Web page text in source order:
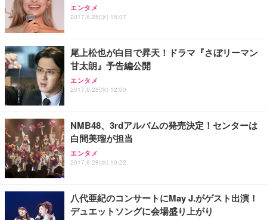
エンタメ
2017.6.28(水) 15:07
尾上松也が白目で昇天！ドラマ『さぼリーマン
甘太朗』予告編公開
エンタメ
2017.6.28(水) 12:00
NMB48、3rdアルバムの発売決定！センターは
白間美瑠が担当
エンタメ
2017.6.28(水) 10:22
八代亜紀のコンサートにMay J.がゲスト出演！
デュエットソングに会場盛り上がり